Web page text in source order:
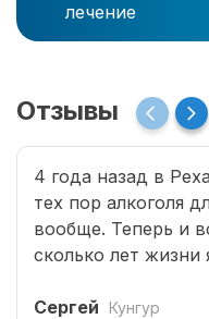
лечение
Отзывы
4 года назад в
тех пор алкоголя
вообще. Теперь и
сколько лет жизни
мою новую жизнь.
Сергей Кунгур